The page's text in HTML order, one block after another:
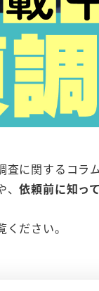
査に関するコラ
、依頼前に知っ
ださい。